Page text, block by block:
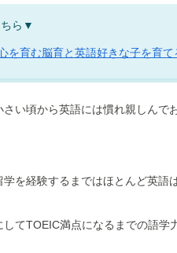
ちら▼
を育む脳育と英語好きな子を育て
い頃から英語には慣れ親しん
を経験するまではほとんど英語
てTOEIC満点になるまでの語学